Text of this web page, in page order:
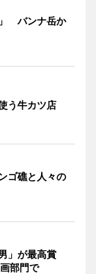
バンナ岳か
う牛カツ店
ゴ礁と人々の
」が最高賞
部門で